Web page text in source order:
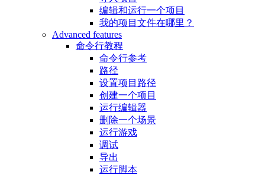
编辑和运行一个项目
我的项目文件在哪里？
Advanced features
命令行教程
命令行参考
路径
设置项目路径
创建一个项目
运行编辑器
删除一个场景
运行游戏
调试
导出
运行脚本